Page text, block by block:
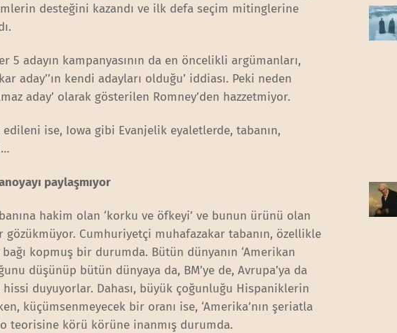
desteğini kazandı ve ilk defa seçim mitinglerine
5 adayın kampanyasının da en öncelikli argümanları,
aday’’ın kendi adayları olduğu’ iddiası. Peki neden
aday’ olarak gösterilen Romney’den hazzetmiyor.
ise, Iowa gibi Evanjelik eyaletlerde, tabanın,
paylaşmıyor
hakim olan ‘korku ve öfkeyi’ ve bunun ürünü olan
gözükmüyor. Cumhuriyetçi muhafazakar tabanın, özellikle
kopmuş bir durumda. Bütün dünyanın ‘Amerikan
düşünüp bütün dünyaya da, BM’ye de, Avrupa’ya da
duyuyorlar. Dahası, büyük çoğunluğu Hispaniklerin
küçümsenmeyecek bir oranı ise, ‘Amerika’nın şeriatla
teorisine körü körüne inanmış durumda.